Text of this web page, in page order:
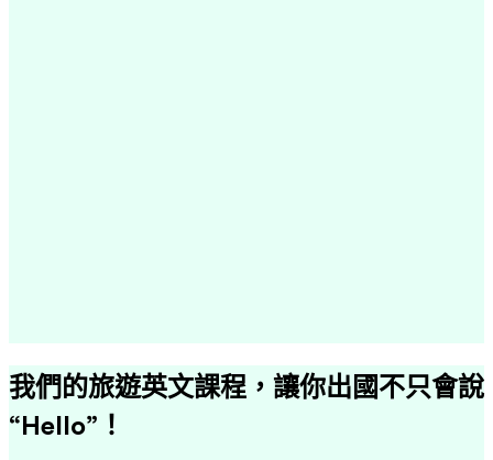
我們的旅遊英文課程，讓你出國不只會說
“Hello”！